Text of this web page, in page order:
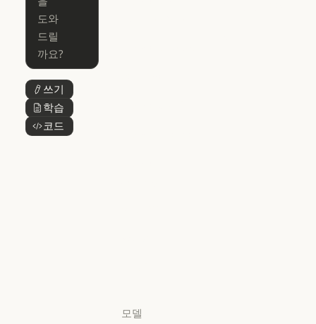
쓰기
버튼 텍스트
학습
버튼 텍스트
코드
버튼 텍스트
모델